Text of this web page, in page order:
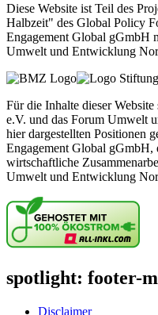
Diese Website ist Teil des
Halbzeit" des Global Policy
Engagement Global gGmbH
Umwelt und Entwicklung
Für die Inhalte dieser
e.V. und das Forum Umwelt
hier dargestellten Positionen
Engagement Global
wirtschaftliche
Umwelt und Entwicklung
spotlight: footer-
Disclaimer